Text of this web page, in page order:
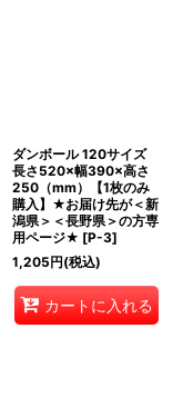
ダンボール 120サイズ
長さ520×幅390×高さ
250（mm）【1枚のみ
購入】★お届け先が＜新
潟県＞＜長野県＞の方専
用ページ★ [P-3]
1,205円(税込)
カートに入れる